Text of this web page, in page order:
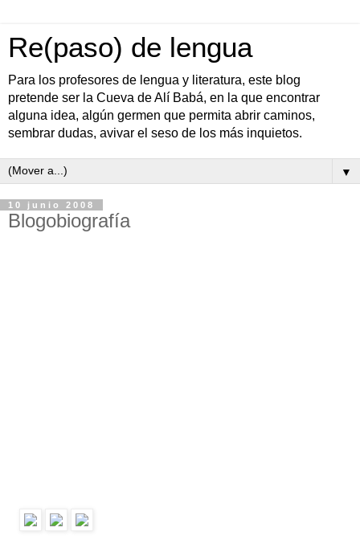
Re(paso) de lengua
Para los profesores de lengua y literatura, este blog
pretende ser la Cueva de Alí Babá, en la que encontrar
alguna idea, algún germen que permita abrir caminos,
sembrar dudas, avivar el seso de los más inquietos.
▼
10 junio 2008
Blogobiografía